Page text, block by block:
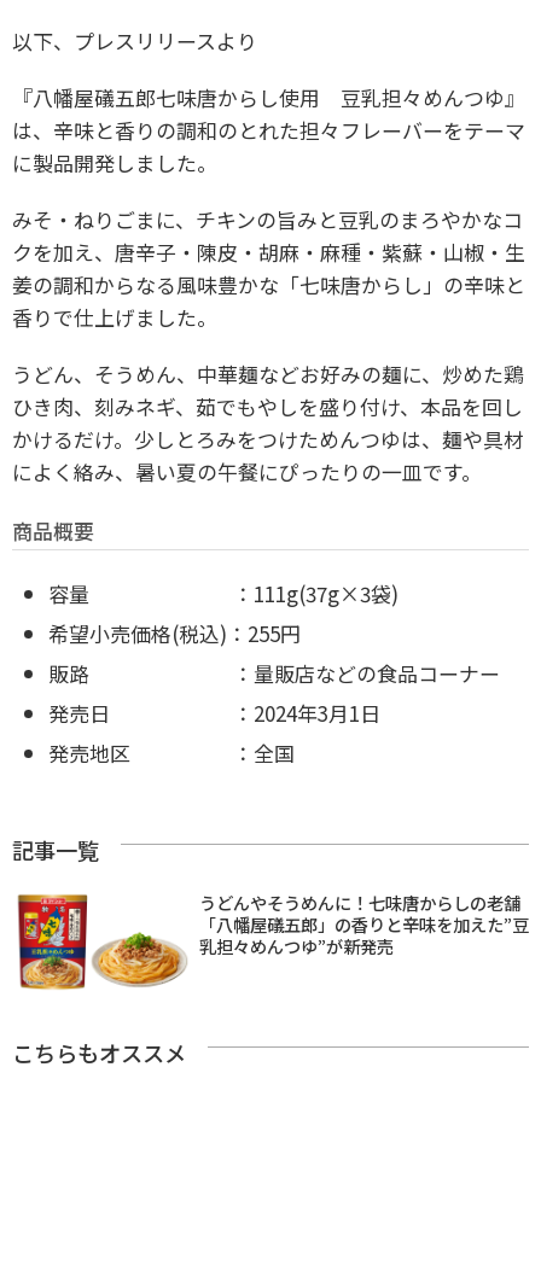
以下、プレスリリースより
『八幡屋礒五郎七味唐からし使用 豆乳担々めんつゆ』
は、辛味と香りの調和のとれた担々フレーバーをテーマ
に製品開発しました。
みそ・ねりごまに、チキンの旨みと豆乳のまろやかなコ
クを加え、唐辛子・陳皮・胡麻・麻種・紫蘇・山椒・生
姜の調和からなる風味豊かな「七味唐からし」の辛味と
香りで仕上げました。
うどん、そうめん、中華麺などお好みの麺に、炒めた鶏
ひき肉、刻みネギ、茹でもやしを盛り付け、本品を回し
かけるだけ。少しとろみをつけためんつゆは、麺や具材
によく絡み、暑い夏の午餐にぴったりの一皿です。
商品概要
容量 ：111g(37g×3袋)
希望小売価格(税込)：255円
販路 ：量販店などの食品コーナー
発売日 ：2024年3月1日
発売地区 ：全国
記事一覧
うどんやそうめんに！七味唐からしの老舗
「八幡屋礒五郎」の香りと辛味を加えた”豆
乳担々めんつゆ”が新発売
こちらもオススメ